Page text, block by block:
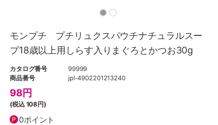
モンプチ プチリュクスパウチナチュラルスー
プ18歳以上用しらす入りまぐろとかつお30g
カタログ番号
99999
商品番号
jpl-4902201213240
98円
(税込108円)
0ポイント